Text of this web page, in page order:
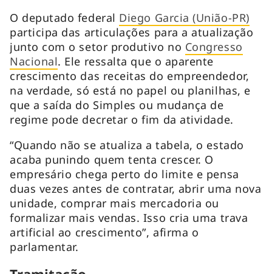
O deputado federal Diego Garcia (União-PR)
participa das articulações para a atualização
junto com o setor produtivo no Congresso
Nacional. Ele ressalta que o aparente
crescimento das receitas do empreendedor,
na verdade, só está no papel ou planilhas, e
que a saída do Simples ou mudança de
regime pode decretar o fim da atividade.
“Quando não se atualiza a tabela, o estado
acaba punindo quem tenta crescer. O
empresário chega perto do limite e pensa
duas vezes antes de contratar, abrir uma nova
unidade, comprar mais mercadoria ou
formalizar mais vendas. Isso cria uma trava
artificial ao crescimento”, afirma o
parlamentar.